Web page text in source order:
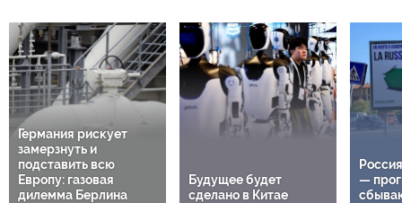
Германия рискует
замерзнуть и
подставить всю
Европу: газовая
дилемма Берлина
Будущее будет
сделано в Китае
—